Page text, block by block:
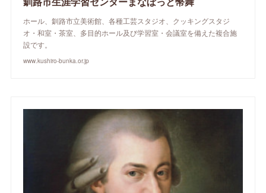
ホール、釧路市立美術館、各種工芸スタジオ、クッキングスタジ
オ・和室・茶室、多目的ホール及び学習室・会議室を備えた複合施
設です。
www.kushiro-bunka.or.jp